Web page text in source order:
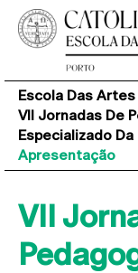
Escola Das Artes
VII Jornadas De
Especializado
Apresentação
VII